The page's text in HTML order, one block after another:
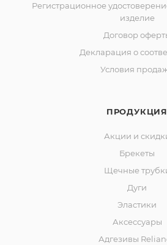
Регистрационное
изделие
Договор
Декларация о
Условия
ПРОДУКЦИЯ
Акции и
Брекеты
Щечные
Дуги
Эластики
Аксессуары
Адгезивы